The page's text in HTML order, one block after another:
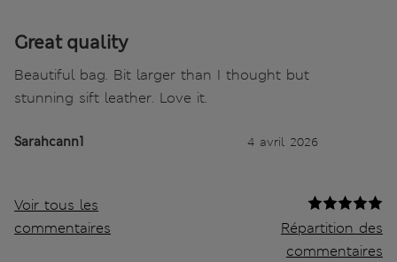
Great quality
Beautiful bag. Bit larger than I thought but
stunning sift leather. Love it.
Sarahcann1 4 avril 2026
Voir tous les
commentaires
Répartition des
commentaires